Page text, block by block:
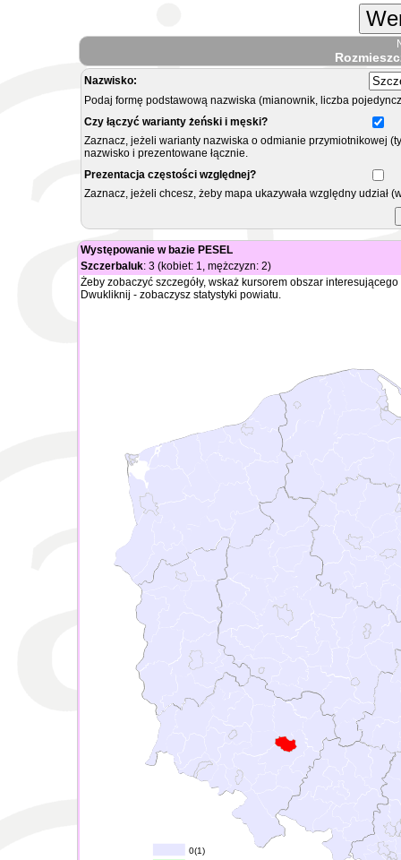
Nazwisko:
Podaj formę podstawową nazwiska (mianownik, liczba
Czy łączyć warianty żeński i męski?
Zaznacz, jeżeli warianty nazwiska o odmianie przymiotnikowej
nazwisko i prezentowane łącznie.
Prezentacja częstości względnej?
Zaznacz, jeżeli chcesz, żeby mapa ukazywała względny
Występowanie w bazie PESEL
Szczerbaluk: 3 (kobiet: 1, mężczyzn: 2)
Żeby zobaczyć szczegóły, wskaż kursorem obszar
Dwukliknij - zobaczysz statystyki powiatu.
0(1)